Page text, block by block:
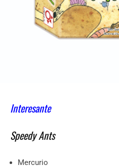
Interesante
Speedy Ants
Mercurio